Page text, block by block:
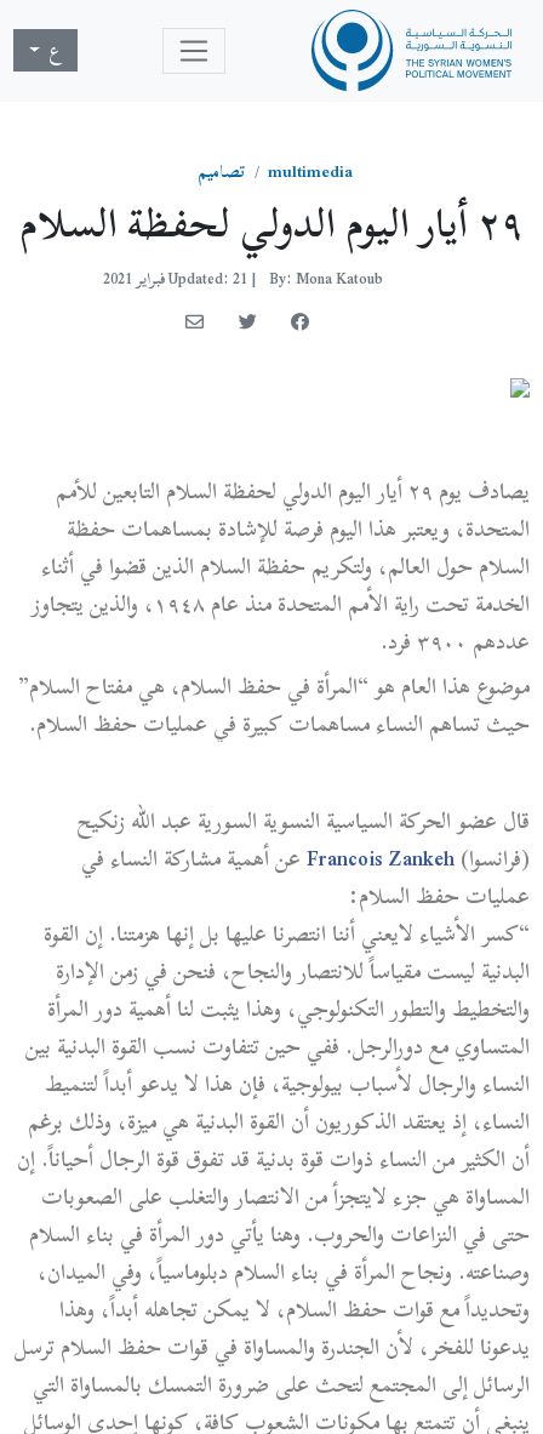
ع
multimedia تصاميم
٢٩ أيار اليوم الدولي لحفظة السلام
By: Mona Katoub Updated: 21 فبراير 2021
يصادف يوم ٢٩ أيار اليوم الدولي لحفظة السلام التابعين للأمم
المتحدة، ويعتبر هذا اليوم فرصة للإشادة بمساهمات حفظة
السلام حول العالم، ولتكريم حفظة السلام الذين قضوا في أثناء
الخدمة تحت راية الأمم المتحدة منذ عام ١٩٤٨، والذين يتجاوز
عددهم ٣٩٠٠ فرد.
موضوع هذا العام هو “المرأة في حفظ السلام، هي مفتاح السلام”
حيث تساهم النساء مساهمات كبيرة في عمليات حفظ السلام.
قال عضو الحركة السياسية النسوية السورية عبد الله زنكيح
(فرانسوا)Francois Zankehعن أهمية مشاركة النساء في
عمليات حفظ السلام:
“كسر الأشياء لايعني أننا انتصرنا عليها بل إنها هزمتنا. إن القوة
البدنية ليست مقياساً للانتصار والنجاح، فنحن في زمن الإدارة
والتخطيط والتطور التكنولوجي، وهذا يثبت لنا أهمية دور المرأة
المتساوي مع دورالرجل. ففي حين تتفاوت نسب القوة البدنية بين
النساء والرجال لأسباب بيولوجية، فإن هذا لا يدعو أبداً لتنميط
النساء، إذ يعتقد الذكوريون أن القوة البدنية هي ميزة، وذلك برغم
أن الكثير من النساء ذوات قوة بدنية قد تفوق قوة الرجال أحياناً. إن
المساواة هي جزء لايتجزأ من الانتصار والتغلب على الصعوبات
حتى في النزاعات والحروب. وهنا يأتي دور المرأة في بناء السلام
وصناعته. ونجاح المرأة في بناء السلام دبلوماسياً، وفي الميدان،
وتحديداً مع قوات حفظ السلام، لا يمكن تجاهله أبداً، وهذا
يدعونا للفخر، لأن الجندرة والمساواة في قوات حفظ السلام ترسل
الرسائل إلى المجتمع لتحث على ضرورة التمسك بالمساواة التي
ينبغي أن تتمتع بها مكونات الشعوب كافة، كونها إحدى الوسائل